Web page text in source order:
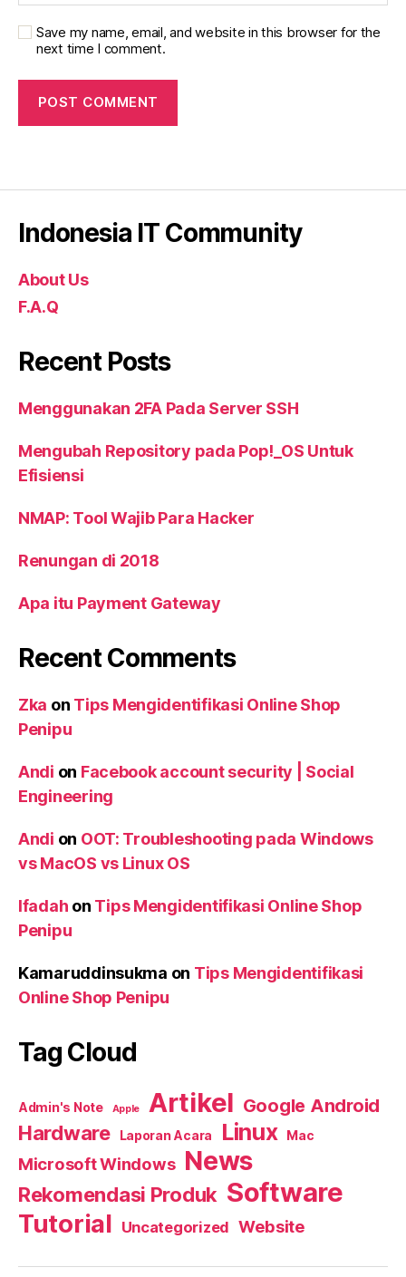
Save my name, email, and website in this browser for the
next time I comment.
Indonesia IT Community
About Us
F.A.Q
Recent Posts
Menggunakan 2FA Pada Server SSH
Mengubah Repository pada Pop!_OS Untuk
Efisiensi
NMAP: Tool Wajib Para Hacker
Renungan di 2018
Apa itu Payment Gateway
Recent Comments
Zka on Tips Mengidentifikasi Online Shop
Penipu
Andi on Facebook account security | Social
Engineering
Andi on OOT: Troubleshooting pada Windows
vs MacOS vs Linux OS
Ifadah on Tips Mengidentifikasi Online Shop
Penipu
Kamaruddinsukma on Tips Mengidentifikasi
Online Shop Penipu
Tag Cloud
Admin's Note Apple Artikel Google Android
Hardware Laporan Acara Linux Mac
Microsoft Windows News
Rekomendasi Produk Software
Tutorial Uncategorized Website